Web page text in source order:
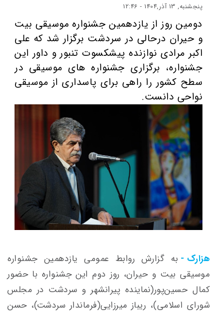
پنجشنبه, 13 آذر,1404 - 12:46
دومین روز از یازدهمین جشنواره موسیقی بیت
و حیران درحالی در سردشت برگزار شد که علی
اکبر مرادی نوازنده پیشکسوت تنبور و داور این
جشنواره، برگزاری جشنواره های موسیقی در
سطح کشور را راهی برای پاسداری از موسیقی
نواحی دانست.
هزارک - به گزارش روابط عمومی یازدهمین جشنواره
موسیقی بیت و حیران، روز دوم این جشنواره با حضور
کمال حسین‌پور(نماینده پیرانشهر و سردشت در مجلس
شورای اسلامی)، ریباز میرزایی(فرماندار سردشت)، حسن